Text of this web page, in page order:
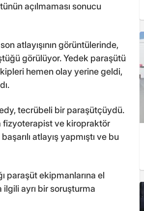
açılmaması sonucu
atlayışının görüntülerinde,
görülüyor. Yedek paraşütü
hemen olay yerine geldi,
tecrübeli bir paraşütçüydü.
fizyoterapist ve kiropraktör
atlayış yapmıştı ve bu
paraşüt ekipmanlarına el
ayrı bir soruşturma